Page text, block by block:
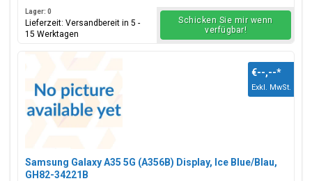
Lager: 0
Lieferzeit: Versandbereit in 5 -
15 Werktagen
Schicken Sie mir wenn
verfügbar!
Samsung Galaxy A35 5G (A356B) Display, Ice Blue/Blau,
GH82-34221B
€--,--*
Exkl. MwSt.